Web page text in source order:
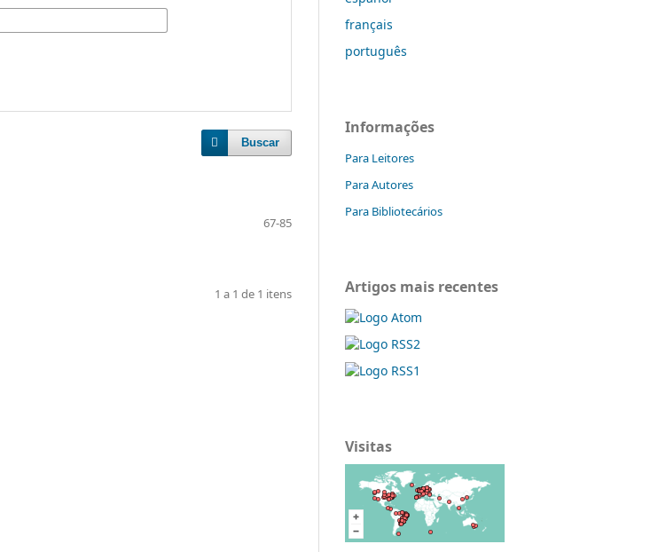
Buscar
67-85
1 a 1 de 1 itens
français
português
Informações
Para Leitores
Para Autores
Para Bibliotecários
Artigos mais recentes
Visitas